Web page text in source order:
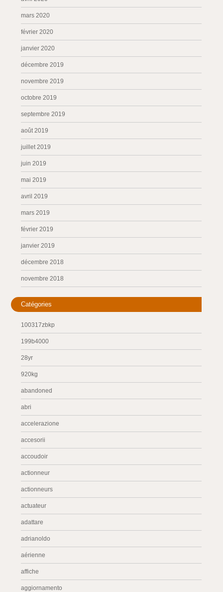
mars 2020
février 2020
janvier 2020
décembre 2019
novembre 2019
octobre 2019
septembre 2019
août 2019
juillet 2019
juin 2019
mai 2019
avril 2019
mars 2019
février 2019
janvier 2019
décembre 2018
novembre 2018
Catégories
100317zbkp
199b4000
28yr
920kg
abandoned
abri
accelerazione
accesorii
accoudoir
actionneur
actionneurs
actuateur
adattare
adrianoldo
aérienne
affiche
aggiornamento